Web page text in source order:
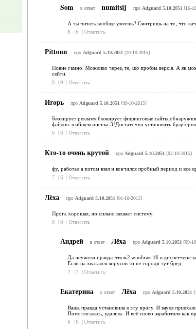
Som в ответ numitsij про Adguard 5.10.2051 [16-
А ты читать вообще умеешь? Смотришь на то, что
8
| 6 | Ответить
Pittonn про Adguard 5.10.2051 [10-10-2015]
Повне гамно. Можливо через, те, що пробна версія. А як
сайти.
8
| 9 | Ответить
Игорь про Adguard 5.10.2051 [09-10-2015]
Блокирует рекламу,блокирует фишинговые
файлов. в общем оценка-3!Достаточно установить
6
| 6 | Ответить
Кто-то очень крутой про Adguard 5.10.2051 [02-10-2015]
фу, работал а потом взял и кончился пробный период и все
7
| 6 | Ответить
Лёха про Adguard 5.10.2051 [01-10-2015]
Прога хорошая, но сильно вешает систему.
8
| 8 | Ответить
Андрей в ответ Лёха про Adguard 5.10.2051 [09-
Да неужели правда чтоль? windows 10 в диспетчере
Если на хватался вирусов то не городи тут бред.
7
| 7 | Ответить
Екатерина в ответ Лёха про Adguard 5.10.2051
Ваша правда установила я эту прогу. И вауля
Помотюгалась, удалила. И всё сново заработало как
6
| 6 | Ответить